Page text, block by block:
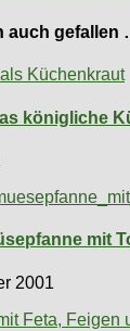
auch gefallen
königliche
mit
2001